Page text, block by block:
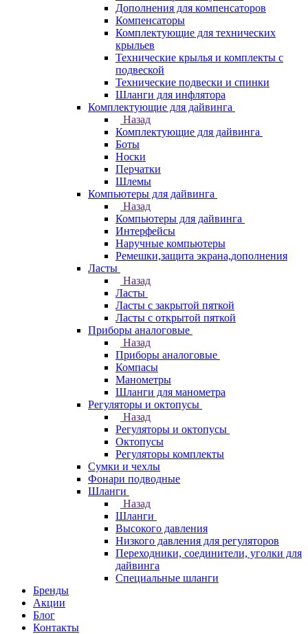
Дополнения для компенсаторов
Компенсаторы
Комплектующие для технических
крыльев
Технические крылья и комплекты с
подвеской
Технические подвески и спинки
Шланги для инфлятора
Комплектующие для дайвинга
Назад
Комплектующие для дайвинга
Боты
Носки
Перчатки
Шлемы
Компьютеры для дайвинга
Назад
Компьютеры для дайвинга
Интерфейсы
Наручные компьютеры
Ремешки,защита экрана,дополнения
Ласты
Назад
Ласты
Ласты с закрытой пяткой
Ласты с открытой пяткой
Приборы аналоговые
Назад
Приборы аналоговые
Компасы
Манометры
Шланги для манометра
Регуляторы и октопусы
Назад
Регуляторы и октопусы
Октопусы
Регуляторы комплекты
Сумки и чехлы
Фонари подводные
Шланги
Назад
Шланги
Высокого давления
Низкого давления для регуляторов
Переходники, соединители, уголки для
дайвинга
Специальные шланги
Бренды
Акции
Блог
Контакты